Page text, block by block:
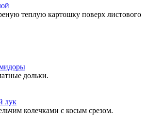
теплую картошку поверх листового
дольки.
колечками с косым срезом.